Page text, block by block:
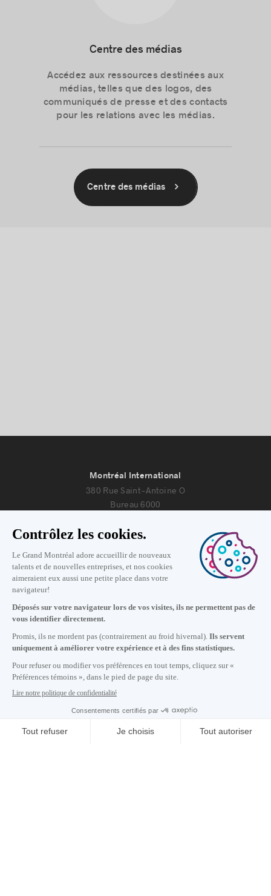
Centre des médias
Accédez aux ressources destinées aux
médias, telles que des logos, des
communiqués de presse et des contacts
pour les relations avec les médias.
Centre des médias
S'abonner à notre infolettre
Carrières
À propos de nous
Montréal International
380 Rue Saint-Antoine O
Bureau 6000
Nous joindre
Lundi au vendredi de 8h30 à 17h.